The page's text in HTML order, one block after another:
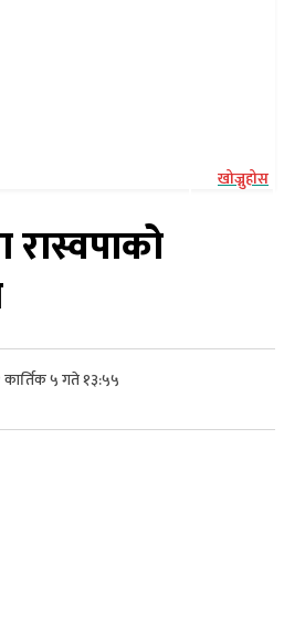
खोज्नुहोस
रास्वपाको
५ गते १३:५५